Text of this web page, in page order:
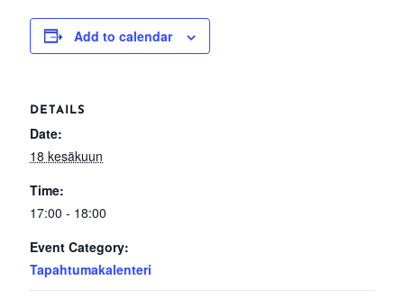
Add to calendar
DETAILS
Date:
18 kesäkuun
Time:
17:00 - 18:00
Event Category:
Tapahtumakalenteri